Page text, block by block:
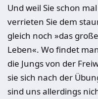
Und weil Sie schon
verrieten Sie dem
gleich noch »das
Leben«. Wo findet
die Jungs von der
sie sich nach der
sind uns allerdings